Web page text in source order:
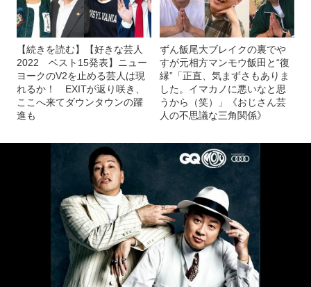
【続きを読む】【好きな芸人
2022 ベスト15発表】ニュー
ヨークのV2を止める芸人は現
れるか！ EXITが返り咲き、
ここへ来てダウンタウンの躍
進も
ずん飯尾大ブレイクの裏でや
すが元相方マンモウ飯田と“復
縁”「正直、気まずさもありま
した。イマカノに悪いなと思
うから（笑）」《おじさん芸
人の不思議な三角関係》